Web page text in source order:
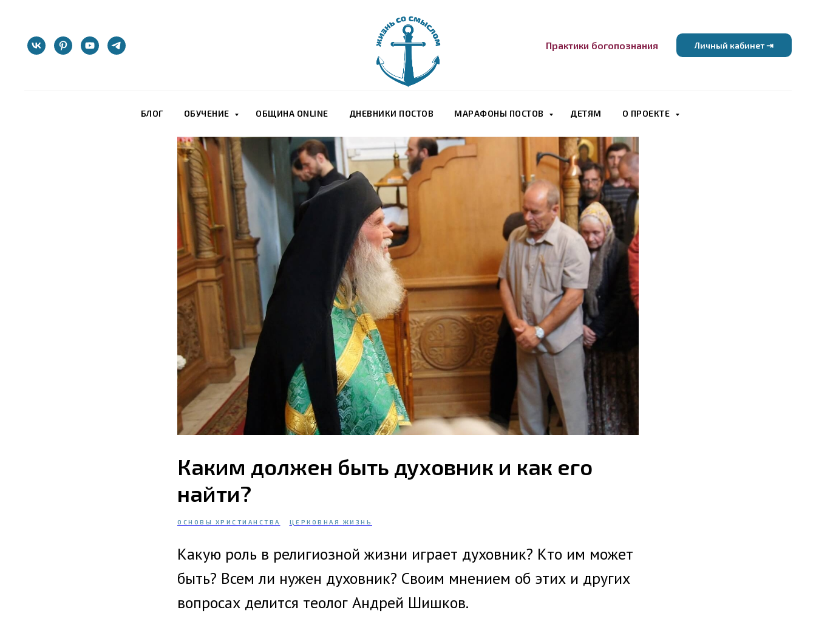
Практики богопознания Личный кабинет ⇥
БЛОГ ОБУЧЕНИЕ ОБЩИНА ONLINE ДНЕВНИКИ ПОСТОВ МАРАФОНЫ ПОСТОВ ДЕТЯМ О ПРОЕКТЕ
Каким должен быть духовник и как его
найти?
ОСНОВЫ ХРИСТИАНСТВА ЦЕРКОВНАЯ ЖИЗНЬ
Какую роль в религиозной жизни играет духовник? Кто им может
быть? Всем ли нужен духовник? Своим мнением об этих и других
вопросах делится теолог Андрей Шишков.